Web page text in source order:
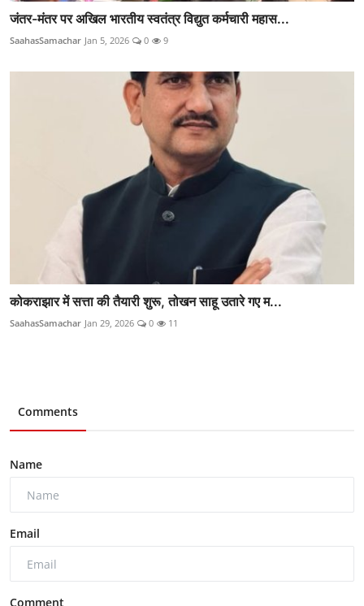
जंतर-मंतर पर अखिल भारतीय स्वतंत्र विद्युत कर्मचारी महास...
SaahasSamachar Jan 5, 2026 0 9
कोकराझार में सत्ता की तैयारी शुरू, तोखन साहू उतारे गए म...
SaahasSamachar Jan 29, 2026 0 11
Comments
Name
Email
Comment